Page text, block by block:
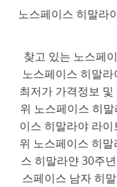
노스페이스 히말라
찾고 있는 노스페
노스페이스 히말
최저가 가격정보
위 노스페이스 히
이스 히말라야 라이
위 노스페이스 히
스 히말라얀 30주
스페이스 남자 히